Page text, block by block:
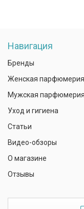
Навигация
Бренды
Женская парфюмерия
Мужская парфюмерия
Уход и гигиена
Статьи
Видео-обзоры
О магазине
Отзывы